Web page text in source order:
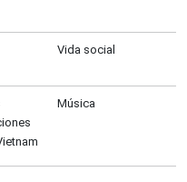
Vida social
Música